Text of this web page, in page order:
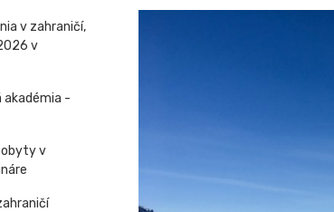
v zahraničí,
v
akadémia -
v